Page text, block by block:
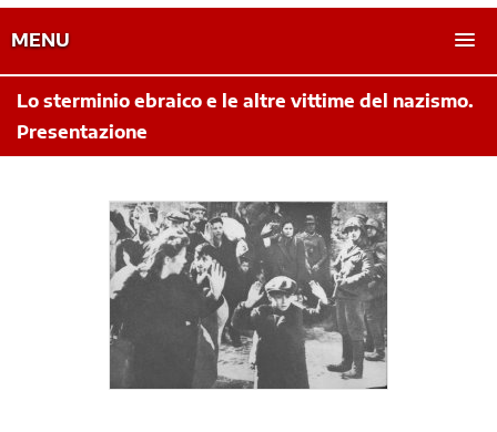
MENU
Lo sterminio ebraico e le altre vittime del nazismo.
Presentazione